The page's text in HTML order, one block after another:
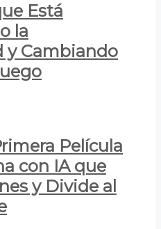
Está
la
y Cambiando
Película
con IA que
y Divide al